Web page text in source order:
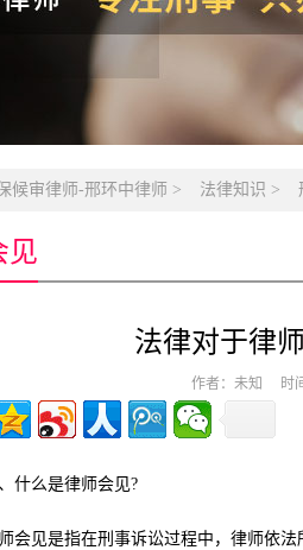
候审律师-邢环中律师 > 法律知识 >
见
法律对于律
作者：未知 时
什么是律师会见?
会见是指在刑事诉讼过程中，律师依法